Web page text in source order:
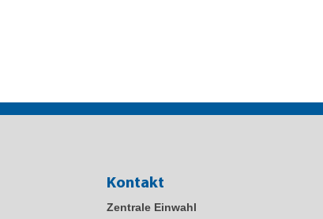
Kontakt
Zentrale Einwahl